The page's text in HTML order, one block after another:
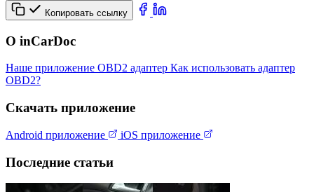
Копировать ссылку
О inCarDoc
Наше приложение OBD2 адаптер Как использовать адаптер
OBD2?
Скачать приложение
Android приложение iOS приложение
Последние статьи